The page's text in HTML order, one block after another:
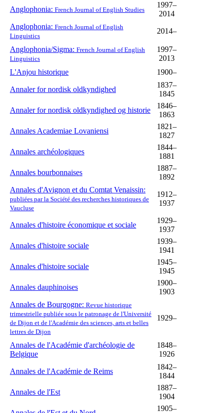
Anglophonia: French Journal of English Studies
1997–
2014
Anglophonia: French Journal of English
Linguistics
2014–
Anglophonia/Sigma: French Journal of English
Linguistics
1997–
2013
L'Anjou historique
1900–
Annaler for nordisk oldkyndighed
1837–
1845
Annaler for nordisk oldkyndighed og historie
1846–
1863
Annales Academiae Lovaniensi
1821–
1827
Annales archéologiques
1844–
1881
Annales bourbonnaises
1887–
1892
Annales d'Avignon et du Comtat Venaissin:
publiées par la Société des recherches historiques de
Vaucluse
1912–
1937
Annales d'histoire économique et sociale
1929–
1937
Annales d'histoire sociale
1939–
1941
Annales d'histoire sociale
1945–
1945
Annales dauphinoises
1900–
1903
Annales de Bourgogne: Revue historique
trimestrielle publiée sous le patronage de l'Université
de Dijon et de l'Académie des sciences, arts et belles
lettres de Dijon
1929–
Annales de l'Académie d'archéologie de
Belgique
1848–
1926
Annales de l'Académie de Reims
1842–
1844
Annales de l'Est
1887–
1904
1905–